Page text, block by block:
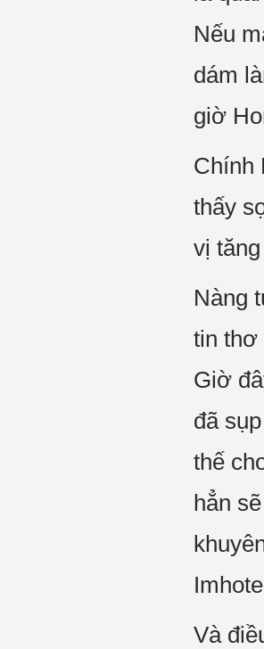
Nếu
dám
giờ
Chính
thấy
vị
Nàng
tin thơ
Giờ
đã
thế
hẳn
Và